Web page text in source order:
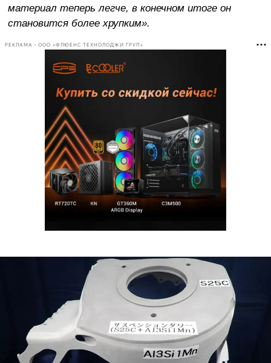
материал теперь легче, в конечном итоге он
становится более хрупким».
РЕКЛАМА • ООО «ФЛЮЕНС ТЕХНОЛОДЖИ ГРУП»